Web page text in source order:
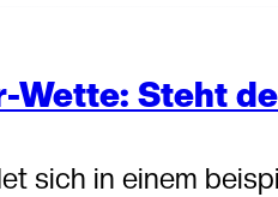
Wette: Steht
sich in einem